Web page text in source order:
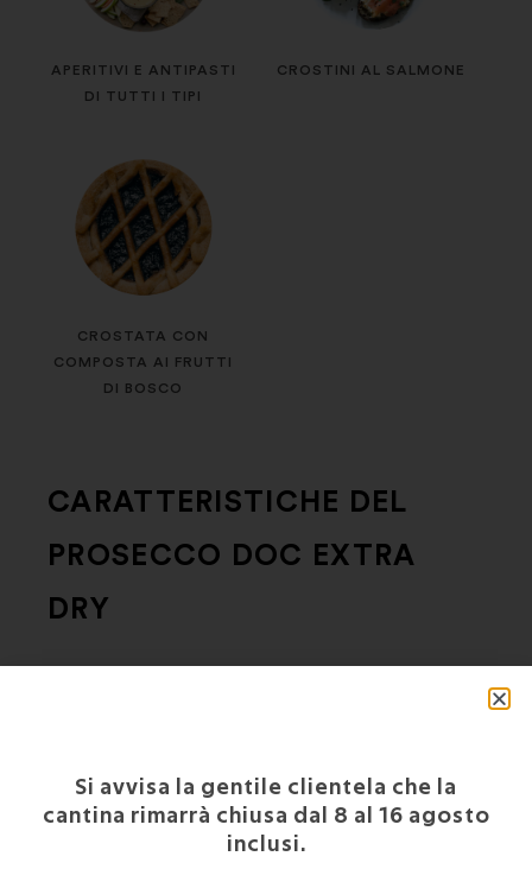
APERITIVI E ANTIPASTI
DI TUTTI I TIPI
CROSTINI AL SALMONE
CROSTATA CON
COMPOSTA AI FRUTTI
DI BOSCO
CARATTERISTICHE DEL
PROSECCO DOC EXTRA
DRY
Vista: si presenta con un colore giallo paglierino
scarico con riflessi verdognoli.
Olfatto: profumo intenso con note fruttate di mela
Si avvisa la gentile clientela che la
cantina rimarrà chiusa dal 8 al 16 agosto
inclusi.